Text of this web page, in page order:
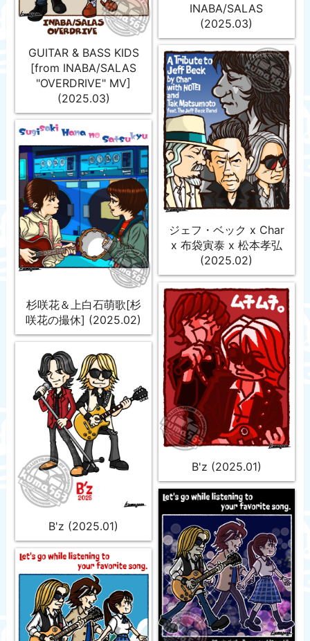
INABA/SALAS
(2025.03)
GUITAR & BASS KIDS
[from INABA/SALAS
"OVERDRIVE" MV]
(2025.03)
ジェフ・ベック x Char
x 布袋寅泰 x 松本孝弘
(2025.02)
杉咲花＆上白石萌歌[杉
咲花の撮休] (2025.02)
B'z (2025.01)
B'z (2025.01)